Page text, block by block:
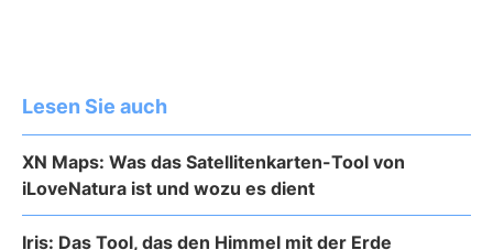
Lesen Sie auch
XN Maps: Was das Satellitenkarten-Tool von
iLoveNatura ist und wozu es dient
Iris: Das Tool, das den Himmel mit der Erde